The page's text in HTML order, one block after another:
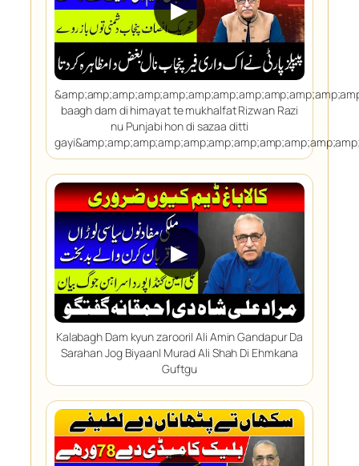
▶
baagh dam di himayat te mukhalfat Rizwan Razi
nu Punjabi hon di sazaa ditti
▶
Kalabagh Dam kyun zaroori| Ali Amin Gandapur Da
Sarahan Jog Biyaan| Murad Ali Shah Di Ehmkana
Guftgu